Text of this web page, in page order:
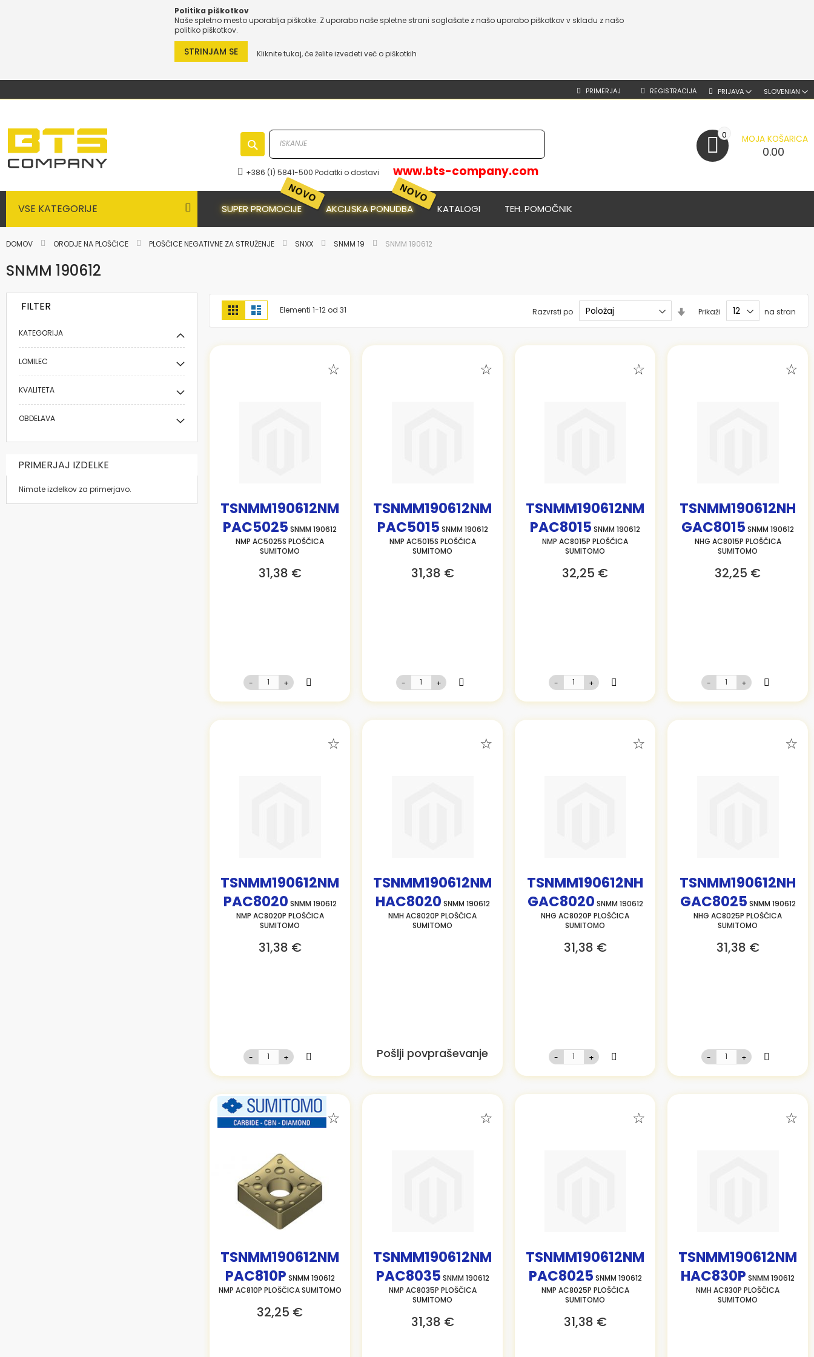
Politika piškotkov
Naše spletno mesto uporablja piškotke. Z uporabo naše spletne strani soglašate z našo uporabo piškotkov v skladu z našo
politiko piškotkov.
Kliknite tukaj, če želite izvedeti več o piškotkih
STRINJAM SE
SLOVENIAN
PRIMERJAJ PRIJAVA
REGISTRACIJA
+386 (1) 5841-500 Podatki o dostavi www.bts-company.com
MOJA KOŠARICA
0.00
0
VSE KATEGORIJE SUPER PROMOCIJE AKCIJSKA PONUDBA KATALOGI TEH. POMOČNIK
DOMOV ORODJE NA PLOŠČICE PLOŠČICE NEGATIVNE ZA STRUŽENJE SNXX SNMM 19 SNMM 190612
SNMM 190612
Prikaži
kot
MrežaSeznamElementi 1-12 od 31 Prikaži na stran
Razvrsti po
Nastavi
TSNMM190612NM
PAC5025 SNMM 190612
NMP AC5025S PLOŠČICA
SUMITOMO
31,38 €
- +
TSNMM190612NM
PAC5015 SNMM 190612
NMP AC5015S PLOŠČICA
SUMITOMO
31,38 €
- +
TSNMM190612NM
PAC8015 SNMM 190612
NMP AC8015P PLOŠČICA
SUMITOMO
32,25 €
- +
TSNMM190612NH
GAC8015 SNMM 190612
NHG AC8015P PLOŠČICA
SUMITOMO
32,25 €
- +
TSNMM190612NM
PAC8020 SNMM 190612
NMP AC8020P PLOŠČICA
SUMITOMO
31,38 €
- +
TSNMM190612NM
HAC8020 SNMM 190612
NMH AC8020P PLOŠČICA
SUMITOMO
Pošlji povpraševanje
TSNMM190612NH
GAC8020 SNMM 190612
NHG AC8020P PLOŠČICA
SUMITOMO
31,38 €
- +
TSNMM190612NH
GAC8025 SNMM 190612
NHG AC8025P PLOŠČICA
SUMITOMO
31,38 €
- +
TSNMM190612NM
PAC810P SNMM 190612
NMP AC810P PLOŠČICA SUMITOMO
32,25 €
TSNMM190612NM
PAC8035 SNMM 190612
NMP AC8035P PLOŠČICA
SUMITOMO
31,38 €
TSNMM190612NM
PAC8025 SNMM 190612
NMP AC8025P PLOŠČICA
SUMITOMO
31,38 €
TSNMM190612NM
HAC830P SNMM 190612
NMH AC830P PLOŠČICA
SUMITOMO
FILTER
KATEGORIJA
LOMILEC
KVALITETA
OBDELAVA
PRIMERJAJ IZDELKE
Nimate izdelkov za primerjavo.